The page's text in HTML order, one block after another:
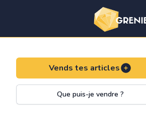
Vends tes articles
Que puis-je vendre ?